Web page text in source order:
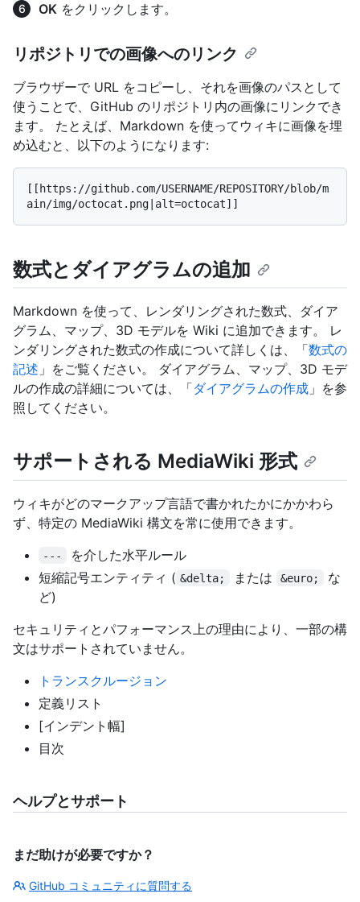
OK をクリックします。
リポジトリでの画像へのリンク
ブラウザーで URL をコピーし、それを画像のパスとして
使うことで、GitHub のリポジトリ内の画像にリンクでき
ます。 たとえば、Markdown を使ってウィキに画像を埋
め込むと、以下のようになります:
[[https://github.com/USERNAME/REPOSITORY/blob/m
数式とダイアグラムの追加
Markdown を使って、レンダリングされた数式、ダイア
グラム、マップ、3D モデルを Wiki に追加できます。 レ
ンダリングされた数式の作成について詳しくは、「数式の
記述 」をご覧ください。 ダイアグラム、マップ、3D モデ
ルの作成の詳細については、「ダイアグラムの作成 」を参
照してください。
サポートされる MediaWiki 形式
ウィキがどのマークアップ言語で書かれたかにかかわら
ず、特定の MediaWiki 構文を常に使用できます。
---
を介した水平ルール
短縮記号エンティティ ( &delta; または &euro;
な
ど)
セキュリティとパフォーマンス上の理由により、一部の構
文はサポートされていません。
トランスクルージョン
定義リスト
[インデント幅]
目次
ヘルプとサポート
まだ助けが必要ですか？
GitHub コミュニティに質問する